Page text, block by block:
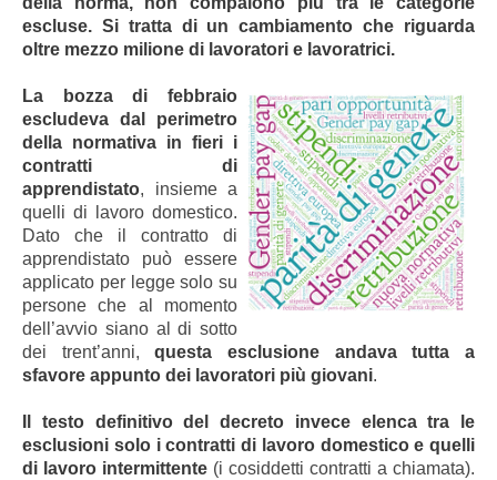
escluse. Si tratta di un cambiamento che riguarda
oltre mezzo milione di lavoratori e lavoratrici.
La bozza di febbraio
escludeva dal perimetro
della normativa in fieri i
contratti di
apprendistato, insieme a
quelli di lavoro domestico.
Dato che il contratto di
apprendistato può essere
applicato per legge solo su
persone che al momento
dell’avvio siano al di sotto
dei trent’anni,questa esclusione andava tutta a
sfavore appunto dei lavoratori più giovani.
Il testo definitivo del decreto invece elenca tra le
esclusioni solo i contratti di lavoro domestico e quelli
di lavoro intermittente (i cosiddetti contratti a chiamata).